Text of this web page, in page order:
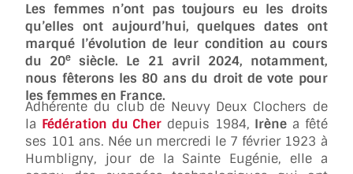
Les femmes n’ont pas toujours eu les droits
qu’elles ont aujourd’hui, quelques dates ont
marqué l’évolution de leur condition au cours
du 20e
siècle. Le 21 avril 2024, notamment,
nous fêterons les 80 ans du droit de vote pour
les femmes en France.
Adhérente du club de Neuvy Deux Clochers de
la Fédération du Cher depuis 1984, Irène a fêté
ses 101 ans. Née un mercredi le 7 février 1923 à
Humbligny, jour de la Sainte Eugénie, elle a